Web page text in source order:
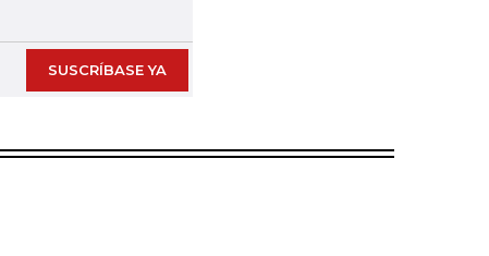
SUSCRÍBASE YA